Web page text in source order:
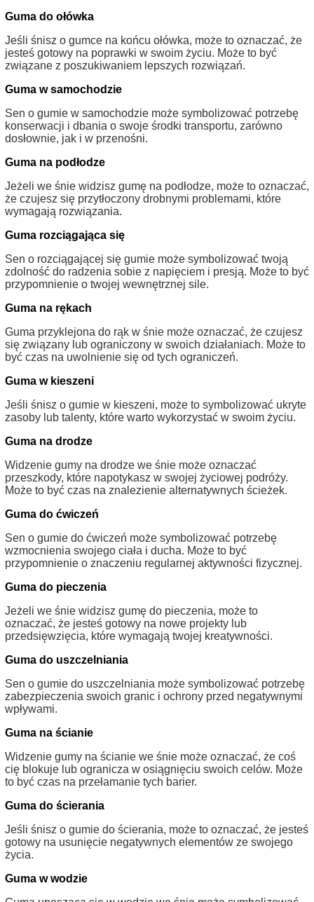
Guma do ołówka
Jeśli śnisz o gumce na końcu ołówka, może to oznaczać, że
jesteś gotowy na poprawki w swoim życiu. Może to być
związane z poszukiwaniem lepszych rozwiązań.
Guma w samochodzie
Sen o gumie w samochodzie może symbolizować potrzebę
konserwacji i dbania o swoje środki transportu, zarówno
dosłownie, jak i w przenośni.
Guma na podłodze
Jeżeli we śnie widzisz gumę na podłodze, może to oznaczać,
że czujesz się przytłoczony drobnymi problemami, które
wymagają rozwiązania.
Guma rozciągająca się
Sen o rozciągającej się gumie może symbolizować twoją
zdolność do radzenia sobie z napięciem i presją. Może to być
przypomnienie o twojej wewnętrznej sile.
Guma na rękach
Guma przyklejona do rąk w śnie może oznaczać, że czujesz
się związany lub ograniczony w swoich działaniach. Może to
być czas na uwolnienie się od tych ograniczeń.
Guma w kieszeni
Jeśli śnisz o gumie w kieszeni, może to symbolizować ukryte
zasoby lub talenty, które warto wykorzystać w swoim życiu.
Guma na drodze
Widzenie gumy na drodze we śnie może oznaczać
przeszkody, które napotykasz w swojej życiowej podróży.
Może to być czas na znalezienie alternatywnych ścieżek.
Guma do ćwiczeń
Sen o gumie do ćwiczeń może symbolizować potrzebę
wzmocnienia swojego ciała i ducha. Może to być
przypomnienie o znaczeniu regularnej aktywności fizycznej.
Guma do pieczenia
Jeżeli we śnie widzisz gumę do pieczenia, może to
oznaczać, że jesteś gotowy na nowe projekty lub
przedsięwzięcia, które wymagają twojej kreatywności.
Guma do uszczelniania
Sen o gumie do uszczelniania może symbolizować potrzebę
zabezpieczenia swoich granic i ochrony przed negatywnymi
wpływami.
Guma na ścianie
Widzenie gumy na ścianie we śnie może oznaczać, że coś
cię blokuje lub ogranicza w osiągnięciu swoich celów. Może
to być czas na przełamanie tych barier.
Guma do ścierania
Jeśli śnisz o gumie do ścierania, może to oznaczać, że jesteś
gotowy na usunięcie negatywnych elementów ze swojego
życia.
Guma w wodzie